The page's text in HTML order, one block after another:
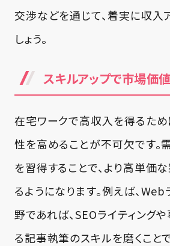
交渉などを通じて、着実に収入
しょう。
スキルアップで市場価
在宅ワークで高収入を得るため
性を高めることが不可欠です。
を習得することで、より高単価
るようになります。例えば、
野であれば、SEOライティング
る記事執筆のスキルを磨くこと